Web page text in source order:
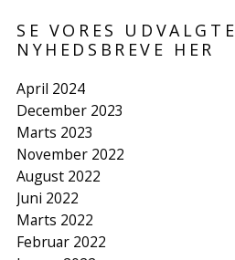
SE VORES UDVALGTE
NYHEDSBREVE HER
April 2024
December 2023
Marts 2023
November 2022
August 2022
Juni 2022
Marts 2022
Februar 2022